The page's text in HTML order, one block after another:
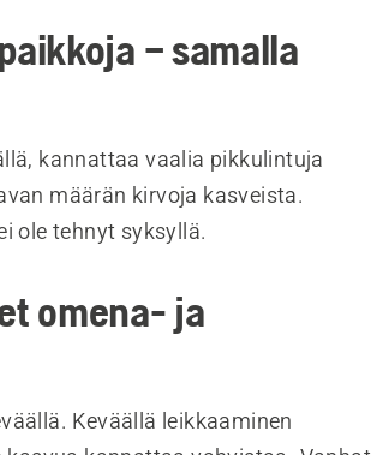
– samalla
kannattaa vaalia pikkulintuja
määrän kirvoja kasveista.
ole tehnyt syksyllä.
omena- ja
Keväällä leikkaaminen